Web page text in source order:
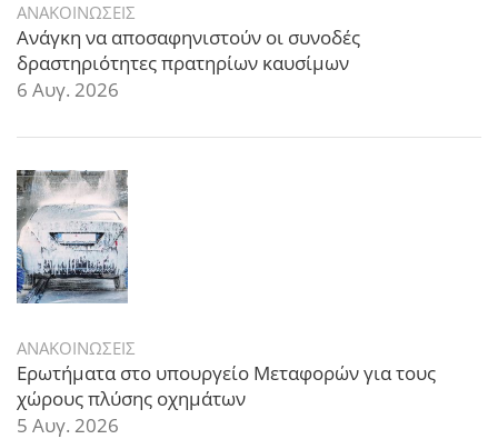
ΑΝΑΚΟΙΝΩΣΕΙΣ
Ανάγκη να αποσαφηνιστούν οι συνοδές
δραστηριότητες πρατηρίων καυσίμων
6 Αυγ. 2026
ΑΝΑΚΟΙΝΩΣΕΙΣ
Ερωτήματα στο υπουργείο Μεταφορών για τους
χώρους πλύσης οχημάτων
5 Αυγ. 2026